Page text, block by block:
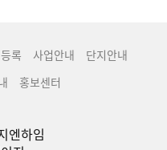
록 사업안내
단지안내
홍보센터
엔하임